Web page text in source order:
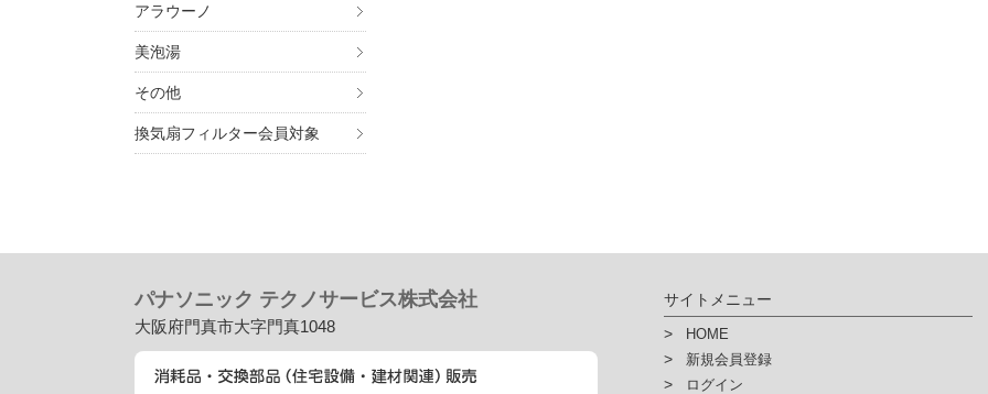
アラウーノ
美泡湯
その他
換気扇フィルター会員対象
パナソニック テクノサービス株式会社
大阪府門真市大字門真1048
サイトメニュー
HOME
新規会員登録
ログイン